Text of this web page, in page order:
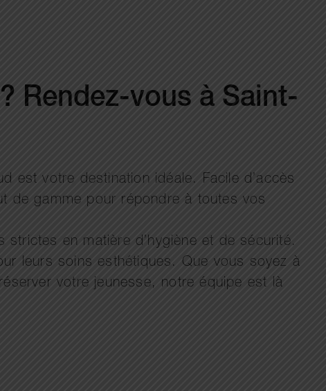
Rendez-vous à Saint-
est votre destination idéale. Facile d’accès
de gamme pour répondre à toutes vos
en matière d’hygiène et de sécurité.
leurs soins esthétiques. Que vous soyez à
votre jeunesse, notre équipe est là